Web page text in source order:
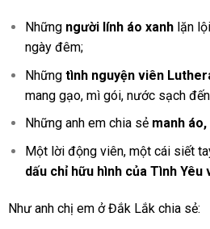
Những người lính áo xanhlặn
ngày đêm;
Những tình nguyện viên
mang gạo, mì gói, nước sạch
Những anh em chia sẻ manh
Một lời động viên, một cái siết
dấu chỉ hữu hình của Tình Yêu
Như anh chị em ở Đắk Lắk chia sẻ: